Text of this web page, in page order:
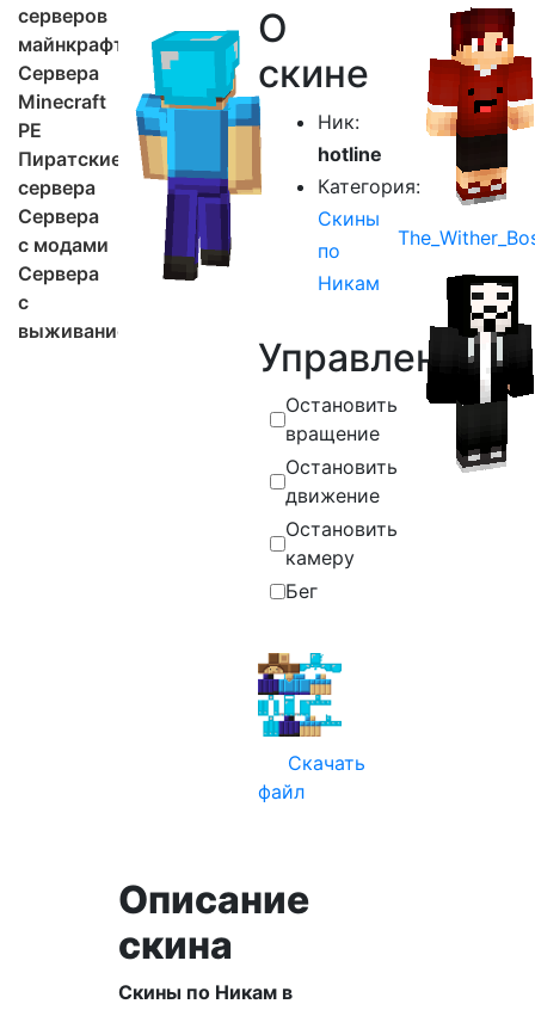
серверов
майнкрафт
Сервера
Minecraft
PE
Пиратские
сервера
Сервера
с модами
Сервера
с
выживанием
О
скине
Ник:
hotline
Категория:
Скины
по
Никам
Управление
Остановить
вращение
Остановить
движение
Остановить
камеру
Бег
Скачать
файл
Описание
скина
Скины по Никам в